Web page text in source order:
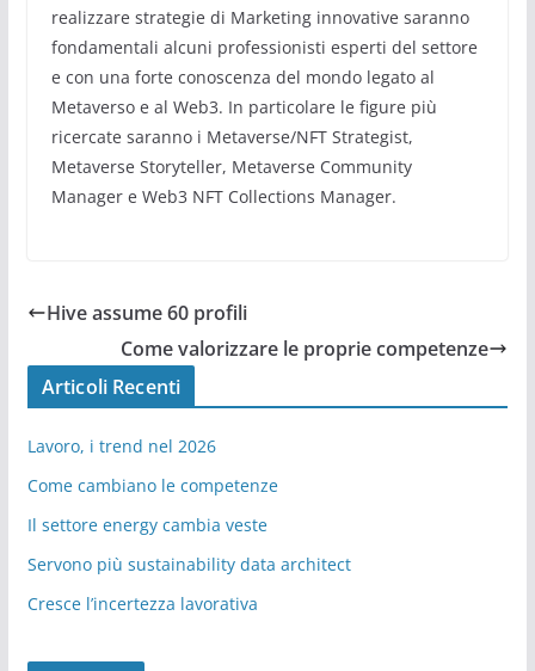
realizzare strategie di Marketing innovative saranno
fondamentali alcuni professionisti esperti del settore
e con una forte conoscenza del mondo legato al
Metaverso e al Web3. In particolare le figure più
ricercate saranno i Metaverse/NFT Strategist,
Metaverse Storyteller, Metaverse Community
Manager e Web3 NFT Collections Manager.
Hive assume 60 profili
Come valorizzare le proprie competenze
Articoli Recenti
Lavoro, i trend nel 2026
Come cambiano le competenze
Il settore energy cambia veste
Servono più sustainability data architect
Cresce l’incertezza lavorativa